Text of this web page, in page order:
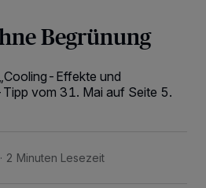
Begrünung
Effekte und
vom 31. Mai auf Seite 5.
2 Minuten Lesezeit
Browserdaten oder eindeutige
Durch Auswahl von OK aktivieren Sie
aufrufen, um Ihre Einstellungen zu